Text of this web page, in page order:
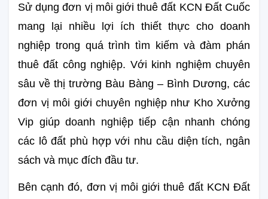
Sử dụng đơn vị môi giới thuê đất KCN Đất Cuốc
mang lại nhiều lợi ích thiết thực cho doanh
nghiệp trong quá trình tìm kiếm và đàm phán
thuê đất công nghiệp. Với kinh nghiệm chuyên
sâu về thị trường Bàu Bàng – Bình Dương, các
đơn vị môi giới chuyên nghiệp như Kho Xưởng
Vip giúp doanh nghiệp tiếp cận nhanh chóng
các lô đất phù hợp với nhu cầu diện tích, ngân
sách và mục đích đầu tư.
Bên cạnh đó, đơn vị môi giới thuê đất KCN Đất